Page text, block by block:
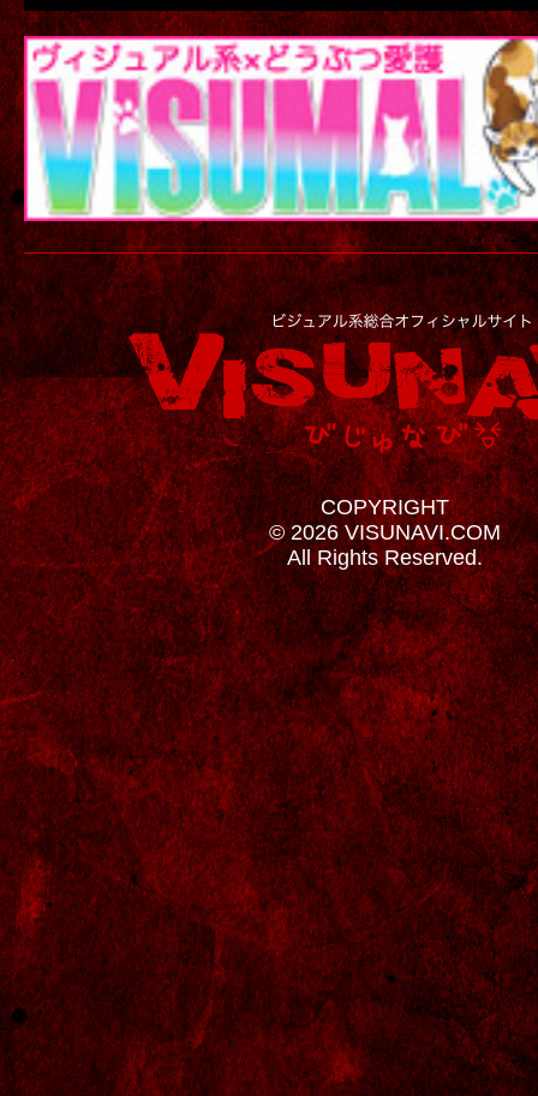
COPYRIGHT
© 2026 VISUNAVI.COM
All Rights Reserved.